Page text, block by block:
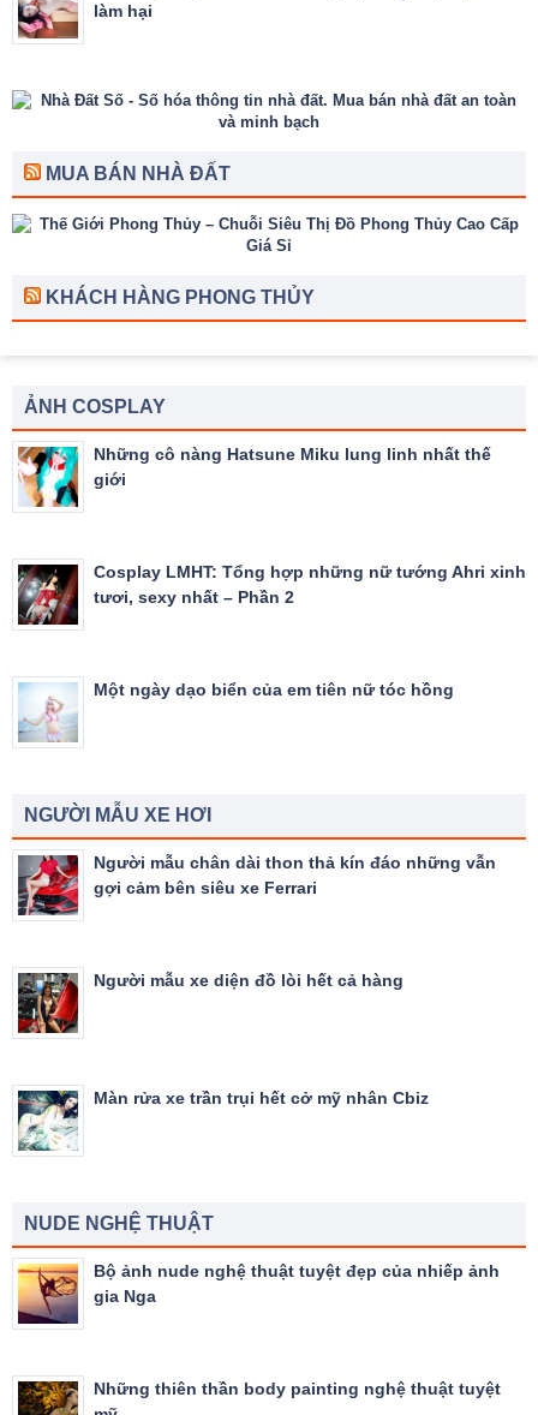
làm hại
MUA BÁN NHÀ ĐẤT
KHÁCH HÀNG PHONG THỦY
ẢNH COSPLAY
Những cô nàng Hatsune Miku lung linh nhất thế
giới
Cosplay LMHT: Tổng hợp những nữ tướng Ahri xinh
tươi, sexy nhất – Phần 2
Một ngày dạo biển của em tiên nữ tóc hồng
NGƯỜI MẪU XE HƠI
Người mẫu chân dài thon thả kín đáo những vẫn
gợi cảm bên siêu xe Ferrari
Người mẫu xe diện đồ lòi hết cả hàng
Màn rửa xe trần trụi hết cở mỹ nhân Cbiz
NUDE NGHỆ THUẬT
Bộ ảnh nude nghệ thuật tuyệt đẹp của nhiếp ảnh
gia Nga
Những thiên thần body painting nghệ thuật tuyệt